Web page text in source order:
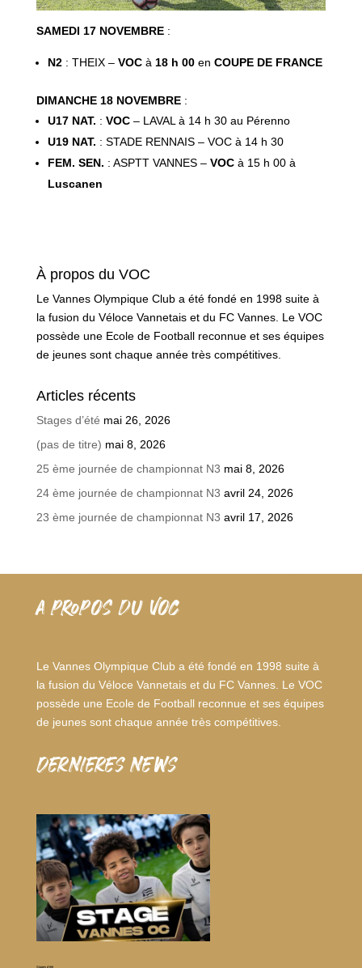
SAMEDI 17 NOVEMBRE:
N2: THEIX – VOCà 18 h 00en COUPE DE FRANCE
DIMANCHE 18 NOVEMBRE:
U17 NAT. : VOC– LAVAL à 14 h 30 au Pérenno
U19 NAT. : STADE RENNAIS – VOC à 14 h 30
FEM. SEN. : ASPTT VANNES – VOCà 15 h 00 à
Luscanen
À propos du VOC
Le Vannes Olympique Club a été fondé en 1998 suite à
la fusion du Véloce Vannetais et du FC Vannes. Le VOC
possède une Ecole de Football reconnue et ses équipes
de jeunes sont chaque année très compétitives.
Articles récents
Stages d’été mai 26, 2026
(pas de titre) mai 8, 2026
25 ème journée de championnat N3 mai 8, 2026
24 ème journée de championnat N3 avril 24, 2026
23 ème journée de championnat N3 avril 17, 2026
A PROPOS DU VOC
Le Vannes Olympique Club a été fondé en 1998 suite à
la fusion du Véloce Vannetais et du FC Vannes. Le VOC
possède une Ecole de Football reconnue et ses équipes
de jeunes sont chaque année très compétitives.
dernieres news
Stages d’été